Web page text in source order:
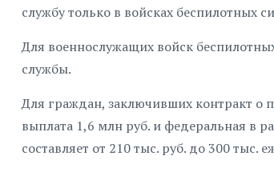
службу только в войсках беспилотных
Для военнослужащих войск
службы.
Для граждан, заключивших контракт о
выплата 1,6 млн руб. и федеральная в
составляет от 210 тыс. руб. до 300 тыс.